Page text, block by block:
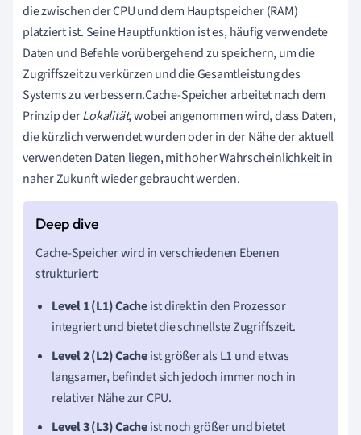
die zwischen der CPU und dem Hauptspeicher (RAM)
platziert ist. Seine Hauptfunktion ist es, häufig verwendete
Daten und Befehle vorübergehend zu speichern, um die
Zugriffszeit zu verkürzen und die Gesamtleistung des
Systems zu verbessern.Cache-Speicher arbeitet nach dem
Prinzip derLokalität, wobei angenommen wird, dass Daten,
die kürzlich verwendet wurden oder in der Nähe der aktuell
verwendeten Daten liegen, mit hoher Wahrscheinlichkeit in
naher Zukunft wieder gebraucht werden.
Cache-Speicher wird in verschiedenen Ebenen
strukturiert:
Level 1 (L1) Cacheist direkt in den Prozessor
integriert und bietet die schnellste Zugriffszeit.
Level 2 (L2) Cacheist größer als L1 und etwas
langsamer, befindet sich jedoch immer noch in
relativer Nähe zur CPU.
Level 3 (L3) Cacheist noch größer und bietet